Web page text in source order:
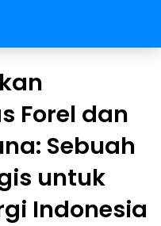
Forel dan
Sebuah
untuk
Indonesia